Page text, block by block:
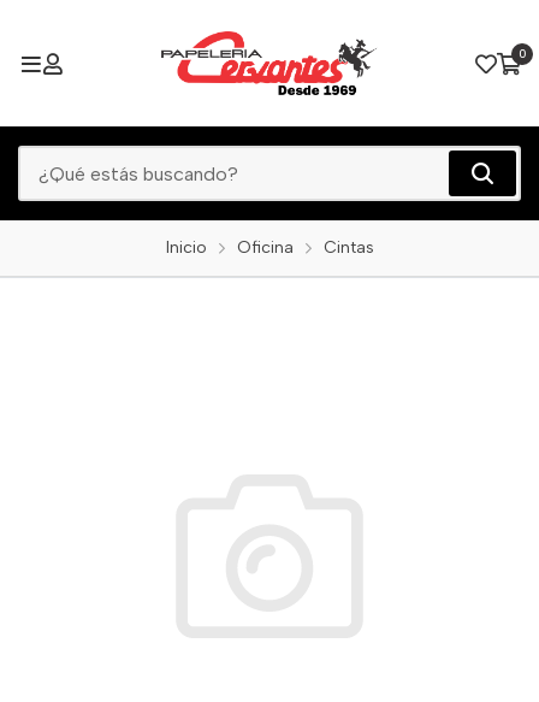
0
Inicio Oficina Cintas